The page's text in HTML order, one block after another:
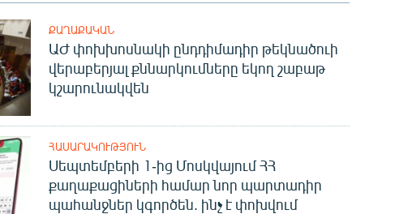
ՔԱՂԱՔԱԿԱՆ
ԱԺ փոխխոսնակի ընդդիմադիր թեկնածուի
վերաբերյալ քննարկումները եկող շաբաթ
կշարունակվեն
ՀԱՍԱՐԱԿՈՒԹՅՈՒՆ
Սեպտեմբերի 1-ից Մոսկվայում ՀՀ
քաղաքացիների համար նոր պարտադիր
պահանջներ կգործեն. ինչ է փոխվում